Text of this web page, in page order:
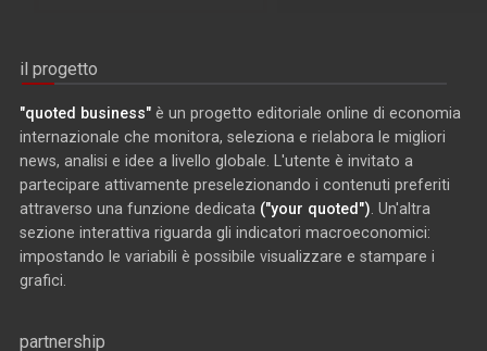
il progetto
"quoted business" è un progetto editoriale online di economia
internazionale che monitora, seleziona e rielabora le migliori
news, analisi e idee a livello globale. L'utente è invitato a
partecipare attivamente preselezionando i contenuti preferiti
attraverso una funzione dedicata ("your quoted") . Un'altra
sezione interattiva riguarda gli indicatori macroeconomici:
impostando le variabili è possibile visualizzare e stampare i
grafici.
partnership